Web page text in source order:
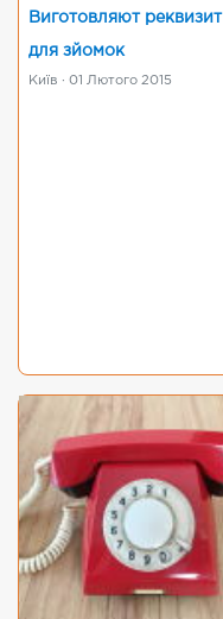
Виготовляют реквизит
для зйомок
Київ · 01 Лютого 2015